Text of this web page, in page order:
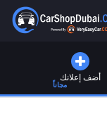
أضف إعلانك
مجاناً